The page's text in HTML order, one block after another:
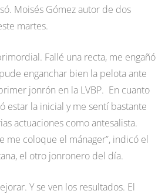
Moisés Gómez autor de dos
martes.
Fallé una recta, me engañó
enganchar bien la pelota ante
jonrón en la LVBP. En cuanto
estar la inicial y me sentí bastante
actuaciones como antesalista.
me coloque el mánager”, indicó el
el otro jonronero del día.
Y se ven los resultados. El